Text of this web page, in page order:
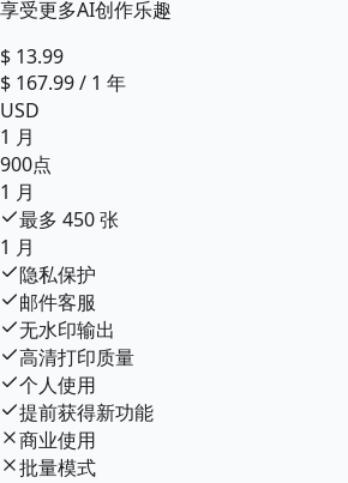
享受更多AI创作乐趣
$ 13.99
$ 167.99/ 1 年
USD
1 月
900点
1 月
最多 450张
1 月
隐私保护
邮件客服
无水印输出
高清打印质量
个人使用
提前获得新功能
商业使用
批量模式